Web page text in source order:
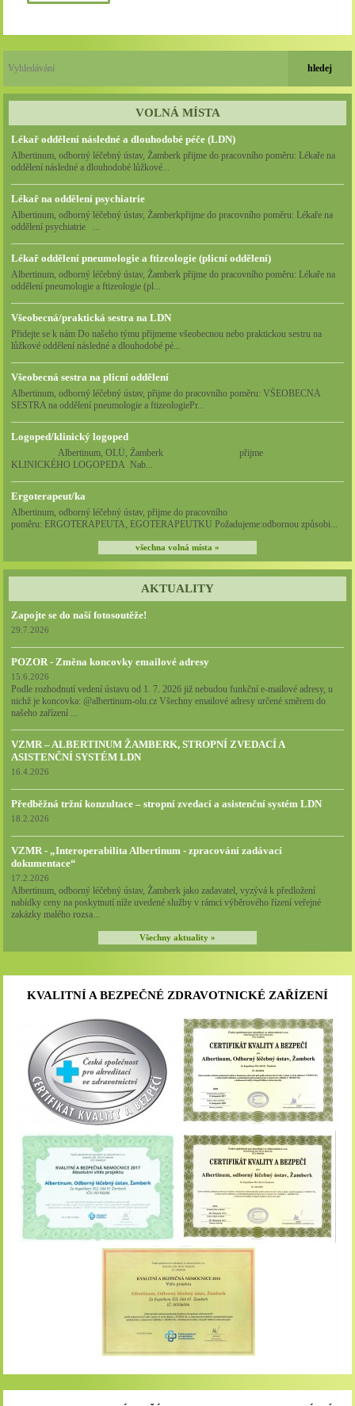
VOLNÁ MÍSTA
Lékař oddělení následné a dlouhodobé péče (LDN)
Albertinum, odborný léčebný ústav, Žamberk přijme do pracovního poměru: Lékaře na
oddělení následné a dlouhodobé lůžkové...
Lékař na oddělení psychiatrie
Albertinum, odborný léčebný ústav, Žamberkpřijme do pracovního poměru: Lékaře na
oddělení psychiatrie ...
Lékař oddělení pneumologie a ftizeologie (plicní oddělení)
Albertinum, odborný léčebný ústav, Žamberk přijme do pracovního poměru: Lékaře na
oddělení pneumologie a ftizeologie (pl...
Všeobecná/praktická sestra na LDN
Přidejte se k nám Do našeho týmu přijmeme všeobecnou nebo praktickou sestru na
lůžkové oddělení následné a dlouhodobé pé...
Všeobecná sestra na plicní oddělení
Albertinum, odborný léčebný ústav, přijme do pracovního poměru: VŠEOBECNÁ
SESTRA na oddělení pneumologie a ftizeologiePr...
Logoped/klinický logoped
Albertinum, OLÚ, Žamberk přijme
KLINICKÉHO LOGOPEDA Nab...
Ergoterapeut/ka
Albertinum, odborný léčebný ústav, přijme do pracovního
poměru: ERGOTERAPEUTA, EGOTERAPEUTKU Požadujeme:odbornou způsobi...
všechna volná místa »
AKTUALITY
Zapojte se do naší fotosoutěže!
29.7.2026
POZOR - Změna koncovky emailové adresy
15.6.2026
Podle rozhodnutí vedení ústavu od 1. 7. 2026 již nebudou funkční e-mailové adresy, u
nichž je koncovka: @albertinum-olu.cz Všechny emailové adresy určené směrem do
našeho zařízení ...
VZMR – ALBERTINUM ŽAMBERK, STROPNÍ ZVEDACÍ A
ASISTENČNÍ SYSTÉM LDN
16.4.2026
Předběžná tržní konzultace – stropní zvedací a asistenční systém LDN
18.2.2026
VZMR - „Interoperabilita Albertinum - zpracování zadávací
dokumentace“
17.2.2026
Albertinum, odborný léčebný ústav, Žamberk jako zadavatel, vyzývá k předložení
nabídky ceny na poskytnutí níže uvedené služby v rámci výběrového řízení veřejné
zakázky malého rozsa...
Všechny aktuality »
KVALITNÍ A BEZPEČNÉ ZDRAVOTNICKÉ ZAŘÍZENÍ